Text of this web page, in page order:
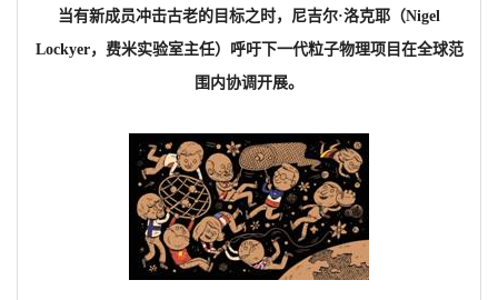
当有新成员冲击古老的目标之时，尼吉尔·洛克耶（Nigel
Lockyer，费米实验室主任）呼吁下一代粒子物理项目在全球范
围内协调开展。